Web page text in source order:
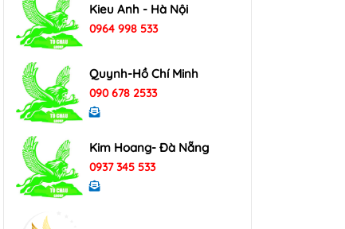
Kieu Anh - Hà Nội
0964 998 533
Quynh-Hồ Chí Minh
090 678 2533
Kim Hoang- Đà Nẵng
0937 345 533